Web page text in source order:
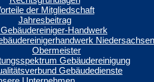
der Mitgliedschaft
Jahresbeitrag
Handwerk
Niedersachsen
Obermeister
Gebäudereinigung
Gebäudedienste